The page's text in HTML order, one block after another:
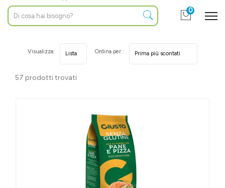
0
57 prodotti trovati
Visualizza: Ordina per :